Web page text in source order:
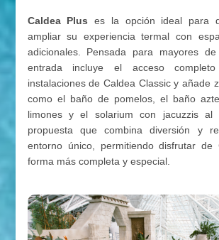
Caldea Plus es la opción ideal para
ampliar su experiencia termal con
adicionales. Pensada para mayores
entrada incluye el acceso
instalaciones de Caldea Classic y añade
como el baño de pomelos, el baño
limones y el solarium con jacuzzis al
propuesta que combina diversión y
entorno único, permitiendo disfrutar de
forma más completa y especial.